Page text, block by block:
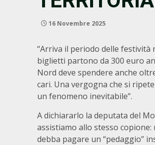
16 Novembre 2025
“Arriva il periodo delle festività
biglietti partono da 300 euro
Nord deve spendere anche
cari. Una vergogna che si
un fenomeno inevitabile”.
A dichiararlo la deputata del
assistiamo allo stesso
debba pagare un “pedaggio”